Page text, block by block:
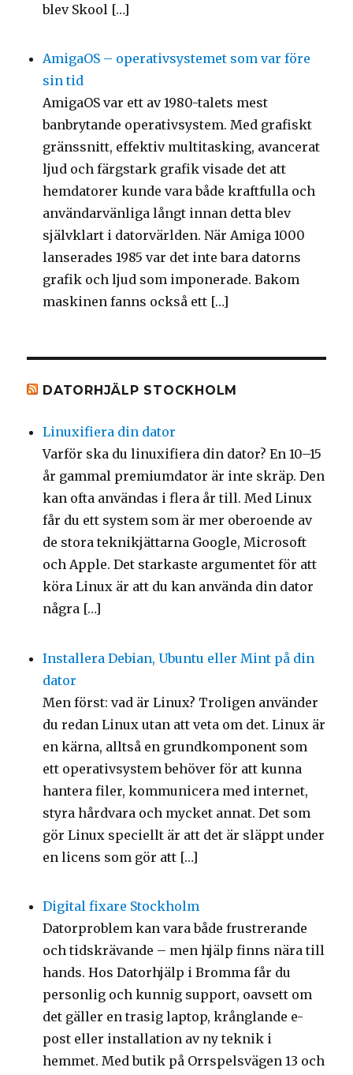
blev Skool […]
AmigaOS – operativsystemet som var före
sin tid
AmigaOS var ett av 1980-talets mest
banbrytande operativsystem. Med grafiskt
gränssnitt, effektiv multitasking, avancerat
ljud och färgstark grafik visade det att
hemdatorer kunde vara både kraftfulla och
användarvänliga långt innan detta blev
självklart i datorvärlden. När Amiga 1000
lanserades 1985 var det inte bara datorns
grafik och ljud som imponerade. Bakom
maskinen fanns också ett […]
DATORHJÄLP STOCKHOLM
Linuxifiera din dator
Varför ska du linuxifiera din dator? En 10–15
år gammal premiumdator är inte skräp. Den
kan ofta användas i flera år till. Med Linux
får du ett system som är mer oberoende av
de stora teknikjättarna Google, Microsoft
och Apple. Det starkaste argumentet för att
köra Linux är att du kan använda din dator
några […]
Installera Debian, Ubuntu eller Mint på din
dator
Men först: vad är Linux? Troligen använder
du redan Linux utan att veta om det. Linux är
en kärna, alltså en grundkomponent som
ett operativsystem behöver för att kunna
hantera filer, kommunicera med internet,
styra hårdvara och mycket annat. Det som
gör Linux speciellt är att det är släppt under
en licens som gör att […]
Digital fixare Stockholm
Datorproblem kan vara både frustrerande
och tidskrävande – men hjälp finns nära till
hands. Hos Datorhjälp i Bromma får du
personlig och kunnig support, oavsett om
det gäller en trasig laptop, krånglande e-
post eller installation av ny teknik i
hemmet. Med butik på Orrspelsvägen 13 och